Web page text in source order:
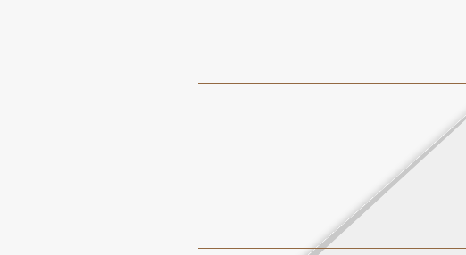
to olfaktoryczne widowisko –
niezapomniany ślad – niczym niebiańska